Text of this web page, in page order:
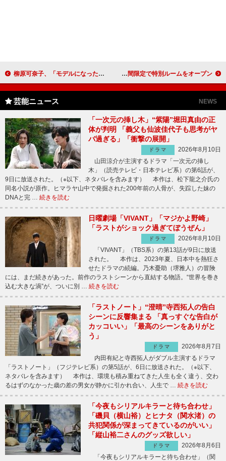
柳原可奈子、「モデルになった女性たちには見てほしくない」 初の単独ライブがＤＶＤに 韓国ドラマ「ドリームハイ」とホテルがコラボ 期間限定で特別ルームをオープン
芸能ニュース NEWS
「一次元の挿し木」“紫陽”堀田真由の正
体が判明 「義父も仙波佳代子も思考がヤ
バ過ぎる」「衝撃の展開」
ドラマ
2026年8月10日
山田涼介が主演するドラマ「一次元の挿し
木」（読売テレビ・日本テレビ系）の第6話が、
9日に放送された。（※以下、ネタバレを含みます） 本作は、松下龍之介氏の
同名小説が原作。ヒマラヤ山中で発掘された200年前の人骨が、失踪した妹の
DNAと完 … 続きを読む
日曜劇場「VIVANT」「マジかよ野崎」
「ラストがショック過ぎてぼうぜん」
ドラマ
2026年8月10日
「VIVANT」（TBS系）の第13話が9日に放送
された。 本作は、2023年夏、日本中を熱狂さ
せたドラマの続編。乃木憂助（堺雅人）の冒険
には、まだ続きがあった。前作のラストシーンから直結する物語。“世界を巻き
込む大きな渦”が、ついに別 … 続きを読む
「ラストノート」“澄晴”寺西拓人の告白
シーンに反響集まる 「真っすぐな告白が
カッコいい」「最高のシーンをありがと
う」
ドラマ
2026年8月7日
内田有紀と寺西拓人がダブル主演するドラマ
「ラストノート」（フジテレビ系）の第5話が、6日に放送された。（※以下、
ネタバレを含みます） 本作は、環境も積み重ねてきた人生も全く違う、交わ
るはずのなかった歳の差の男女が静かに引かれ合い、人生で … 続きを読む
「今夜もシリアルキラーと待ち合わせ」
「磯貝（横山裕）とヒナタ（関水渚）の
共犯関係が深まってきているのがいい」
「縦山裕二さんのグッズ欲しい」
ドラマ
2026年8月6日
「今夜もシリアルキラーと待ち合わせ」（関